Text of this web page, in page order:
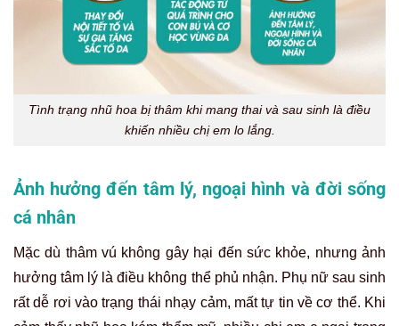
Tình trạng nhũ hoa bị thâm khi mang thai và sau sinh là điều
khiến nhiều chị em lo lắng.
Ảnh hưởng đến tâm lý, ngoại hình và đời sống
cá nhân
Mặc dù thâm vú không gây hại đến sức khỏe, nhưng ảnh
hưởng tâm lý là điều không thể phủ nhận. Phụ nữ sau sinh
rất dễ rơi vào trạng thái nhạy cảm, mất tự tin về cơ thể. Khi